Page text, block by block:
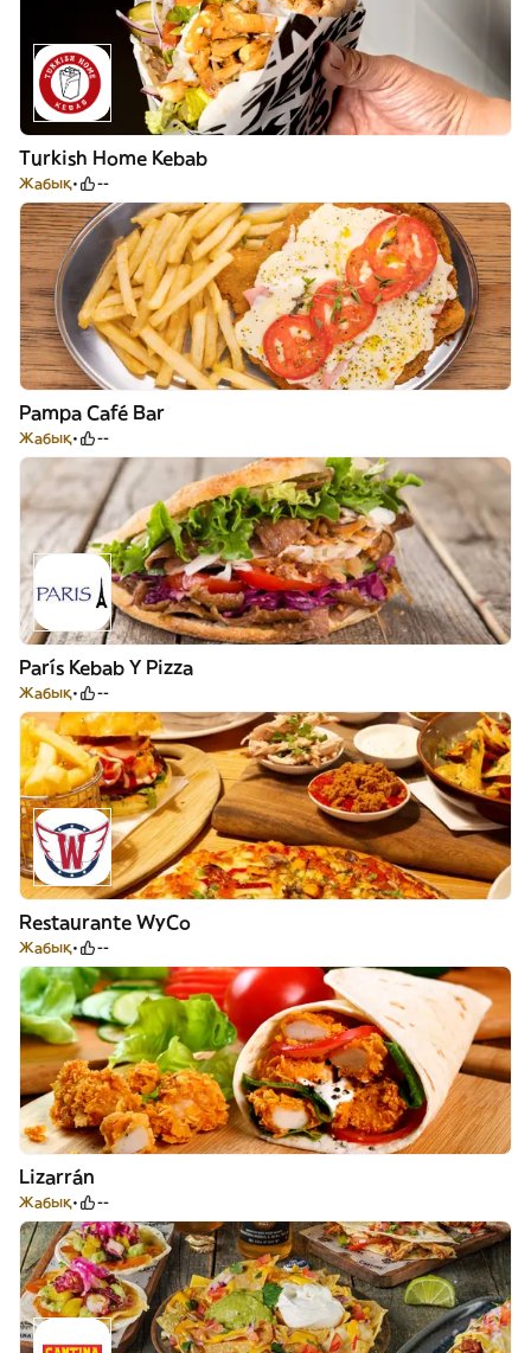
Turkish Home Kebab
Жабық --
Pampa Café Bar
Жабық --
París Kebab Y Pizza
Жабық --
Restaurante WyCo
Жабық --
Lizarrán
Жабық --